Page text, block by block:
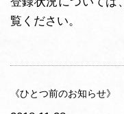
覧ください。
《ひとつ前のお知らせ》